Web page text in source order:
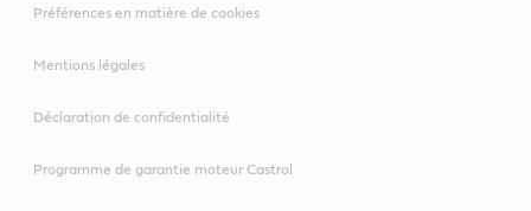
Préférences en matière de cookies
Mentions légales
Déclaration de confidentialité
Programme de garantie moteur Castrol